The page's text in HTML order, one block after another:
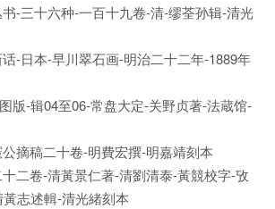
-三十六种-一百十九卷-清-缪荃孙辑-清光
-日本-早川翠石画-明治二十二年-1889年
版-辑04至06-常盘大定-关野贞著-法蔵馆-
摘稿二十卷-明費宏撰-明嘉靖刻本
二卷-清黃景仁著-清劉清泰-黃競校字-攷
志述輯-清光緒刻本